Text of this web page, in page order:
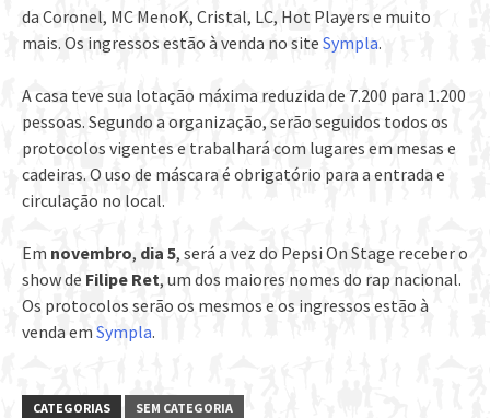
da Coronel, MC MenoK, Cristal, LC, Hot Players e muito
mais. Os ingressos estão à venda no site Sympla.
A casa teve sua lotação máxima reduzida de 7.200 para 1.200
pessoas. Segundo a organização, serão seguidos todos os
protocolos vigentes e trabalhará com lugares em mesas e
cadeiras. O uso de máscara é obrigatório para a entrada e
circulação no local.
Em novembro, dia 5, será a vez do Pepsi On Stage receber o
show de Filipe Ret, um dos maiores nomes do rap nacional.
Os protocolos serão os mesmos e os ingressos estão à
venda emSympla.
CATEGORIAS SEM CATEGORIA